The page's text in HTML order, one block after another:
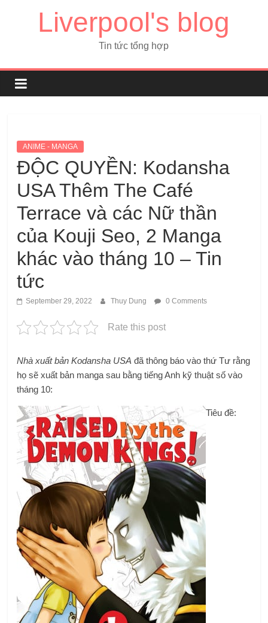
Liverpool's blog
Tin tức tổng hợp
ANIME - MANGA
ĐỘC QUYỀN: Kodansha
USA Thêm The Café
Terrace và các Nữ thần
của Kouji Seo, 2 Manga
khác vào tháng 10 – Tin
tức
September 29, 2022 Thuy Dung 0 Comments
Rate this post
Nhà xuất bản Kodansha USA đã thông báo vào thứ Tư rằng
họ sẽ xuất bản manga sau bằng tiếng Anh kỹ thuật số vào
tháng 10:
Tiêu đề: